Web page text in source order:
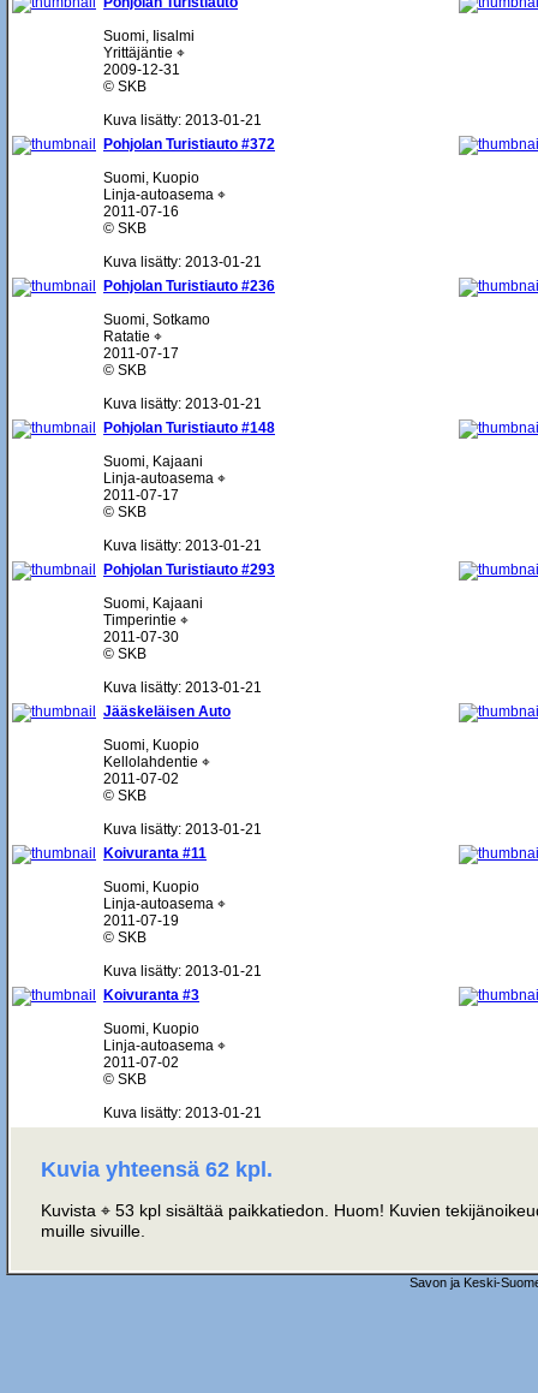
Suomi, Iisalmi
Yrittäjäntie ⌖
2009-12-31
© SKB
Kuva lisätty: 2013-01-21
Pohjolan Turistiauto #372
Suomi, Kuopio
Linja-autoasema ⌖
2011-07-16
© SKB
Kuva lisätty: 2013-01-21
Pohjolan Turistiauto #236
Suomi, Sotkamo
Ratatie ⌖
2011-07-17
© SKB
Kuva lisätty: 2013-01-21
Pohjolan Turistiauto #148
Suomi, Kajaani
Linja-autoasema ⌖
2011-07-17
© SKB
Kuva lisätty: 2013-01-21
Pohjolan Turistiauto #293
Suomi, Kajaani
Timperintie ⌖
2011-07-30
© SKB
Kuva lisätty: 2013-01-21
Jääskeläisen Auto
Suomi, Kuopio
Kellolahdentie ⌖
2011-07-02
© SKB
Kuva lisätty: 2013-01-21
Koivuranta #11
Suomi, Kuopio
Linja-autoasema ⌖
2011-07-19
© SKB
Kuva lisätty: 2013-01-21
Koivuranta #3
Suomi, Kuopio
Linja-autoasema ⌖
2011-07-02
© SKB
Kuva lisätty: 2013-01-21
Kuvia yhteensä 62 kpl.
Kuvista ⌖ 53 kpl sisältää paikkatiedon. Huom! Kuvien
muille sivuille.
Savon ja Keski-